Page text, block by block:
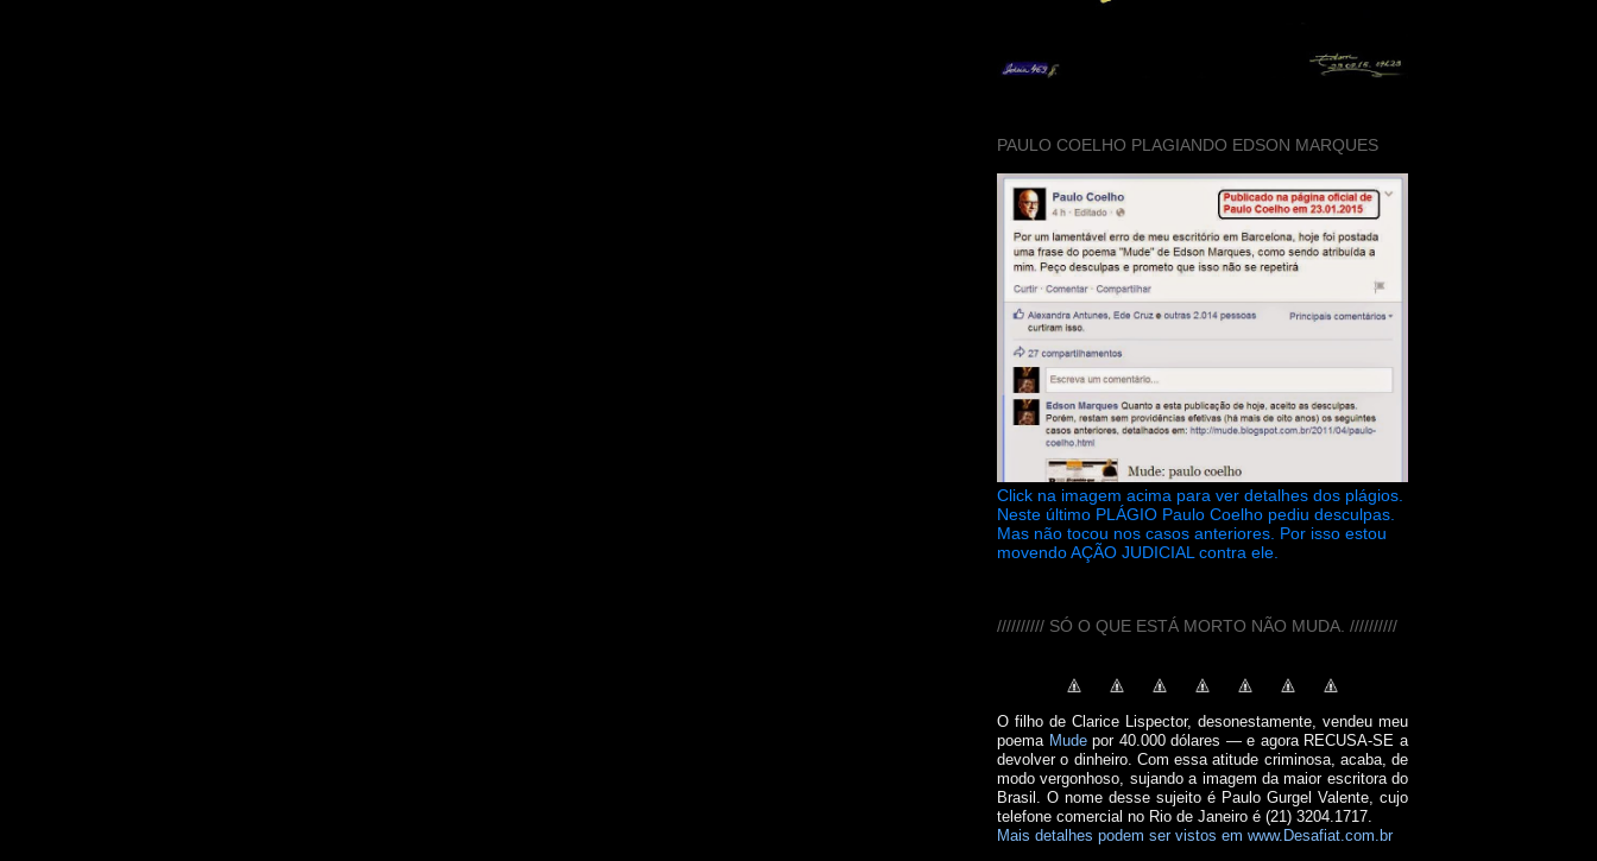
PAULO COELHO PLAGIANDO EDSON MARQUES
Click na imagem acima para ver detalhes dos plágios.
Neste último PLÁGIO Paulo Coelho pediu desculpas.
Mas não tocou nos casos anteriores. Por isso estou
movendo AÇÃO JUDICIAL contra ele.
////////// SÓ O QUE ESTÁ MORTO NÃO MUDA. //////////
O filho de Clarice Lispector, desonestamente, vendeu meu
poema Mudepor 40.000 dólares — e agora RECUSA-SE a
devolver o dinheiro. Com essa atitude criminosa, acaba, de
modo vergonhoso, sujando a imagem da maior escritora do
Brasil. O nome desse sujeito é Paulo Gurgel Valente, cujo
telefone comercial no Rio de Janeiro é (21) 3204.1717.
Mais detalhes podem ser vistos em www.Desafiat.com.br